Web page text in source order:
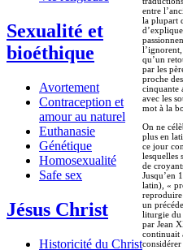
Sexualité et
bioéthique
Avortement
Contraception et
amour au naturel
Euthanasie
Génétique
Homosexualité
Safe sex
Jésus Christ
Historicité du Christ
entre
la plupart
qu’un
par les
proche
cinquante
avec les
mot à la
On ne
plus en
ce jour
lesquelles
de
Jusqu’en
latin), «
reproduire
un
liturgie du
par Jean
continuait
considérer